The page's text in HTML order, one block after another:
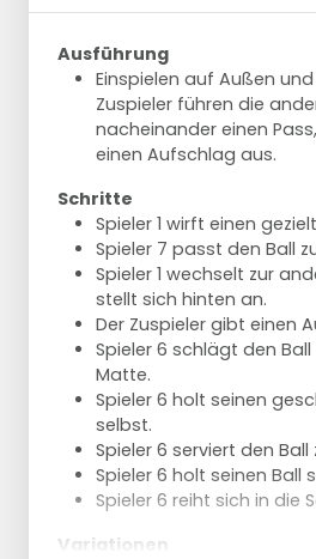
Ausführung
Einspielen auf Außen
Zuspieler führen die
nacheinander einen
einen Aufschlag aus.
Schritte
Spieler 1 wirft einen
Spieler 7 passt den Ball
Spieler 1 wechselt zur
stellt sich hinten an.
Der Zuspieler gibt einen
Spieler 6 schlägt den
Matte.
Spieler 6 holt seinen
selbst.
Spieler 6 serviert den
Spieler 6 holt seinen Ball
Spieler 6 reiht sich in die
Variationen